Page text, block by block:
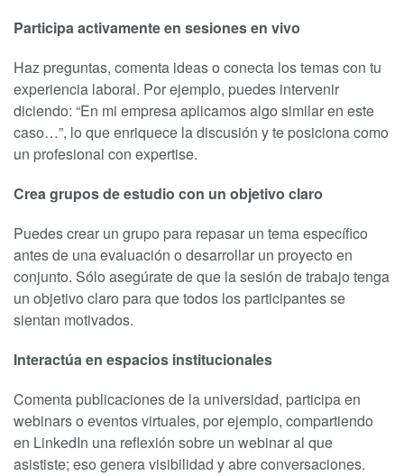
Participa activamente en sesiones en vivo
Haz preguntas, comenta ideas o conecta los temas con tu
experiencia laboral. Por ejemplo, puedes intervenir
diciendo: “En mi empresa aplicamos algo similar en este
caso…”, lo que enriquece la discusión y te posiciona como
un profesional con expertise.
Crea grupos de estudio con un objetivo claro
Puedes crear un grupo para repasar un tema específico
antes de una evaluación o desarrollar un proyecto en
conjunto. Sólo asegúrate de que la sesión de trabajo tenga
un objetivo claro para que todos los participantes se
sientan motivados.
Interactúa en espacios institucionales
Comenta publicaciones de la universidad, participa en
webinars o eventos virtuales, por ejemplo, compartiendo
en LinkedIn una reflexión sobre un webinar al que
asististe; eso genera visibilidad y abre conversaciones.